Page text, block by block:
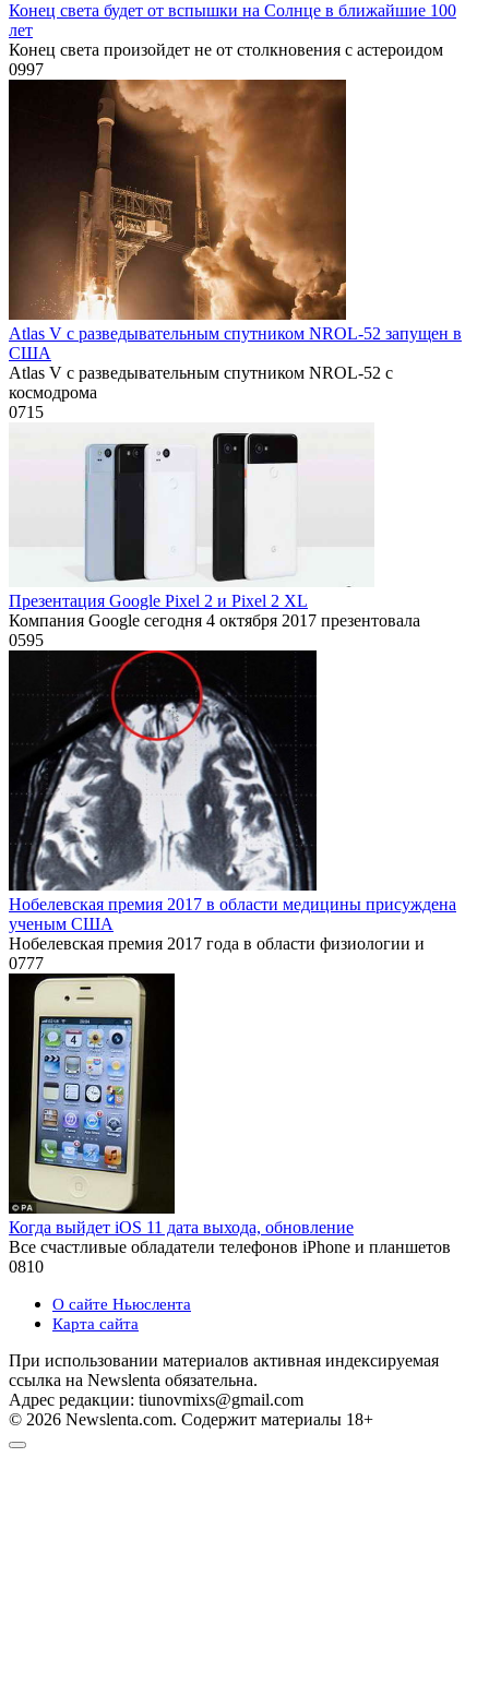
Конец света будет от вспышки на Солнце в ближайшие 100
лет
Конец света произойдет не от столкновения с астероидом
0997
Atlas V с разведывательным спутником NROL-52 запущен в
США
Atlas V с разведывательным спутником NROL-52 с
космодрома
0715
Презентация Google Pixel 2 и Pixel 2 XL
Компания Google сегодня 4 октября 2017 презентовала
0595
Нобелевская премия 2017 в области медицины присуждена
ученым США
Нобелевская премия 2017 года в области физиологии и
0777
Когда выйдет iOS 11 дата выхода, обновление
Все счастливые обладатели телефонов iPhone и планшетов
0810
О сайте Ньюслента
Карта сайта
При использовании материалов активная индексируемая
ссылка на Newslenta обязательна.
Адрес редакции: tiunovmixs@gmail.com
© 2026 Newslenta.com. Содержит материалы 18+